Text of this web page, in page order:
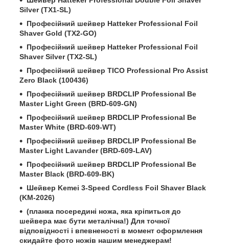
Silver (TX1-SL)
Професійний шейвер Hatteker Professional Foil
Shaver Gold (TX2-GO)
Професійний шейвер Hatteker Professional Foil
Shaver Silver (TX2-SL)
Професійний шейвер TICO Professional Pro Assist
Zero Black (100436)
Професійний шейвер BRDCLIP Professional Be
Master Light Green (BRD-609-GN)
Професійний шейвер BRDCLIP Professional Be
Master White (BRD-609-WT)
Професійний шейвер BRDCLIP Professional Be
Master Light Lavander (BRD-609-LAV)
Професійний шейвер BRDCLIP Professional Be
Master Black (BRD-609-BK)
Шейвер Kemei 3-Speed Cordless Foil Shaver Black
(KM-2026)
(планка посередині ножа, яка кріпиться до
шейвера має бути металічна!) Для точної
відповідності і впевненості в момент оформлення
скидайте фото ножів нашим менеджерам!